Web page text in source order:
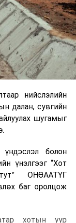
нийслэлийн
далан, сувгийн
шугамыг
болон
үнэлгээг “Хот
ОНӨААТҮГ
баг оролцож
хотын уур